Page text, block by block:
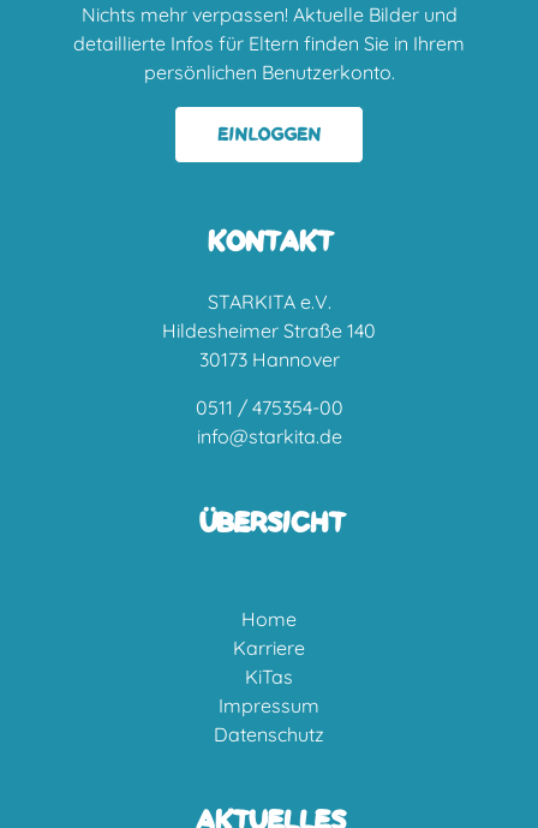
Nichts mehr verpassen! Aktuelle Bilder und
detaillierte Infos für Eltern finden Sie in Ihrem
persönlichen Benutzerkonto.
EINLOGGEN
KONTAKT
STARKITA e.V.
Hildesheimer Straße 140
30173 Hannover
0511 / 475354-00
info@starkita.de
ÜBERSICHT
Home
Karriere
KiTas
Impressum
Datenschutz